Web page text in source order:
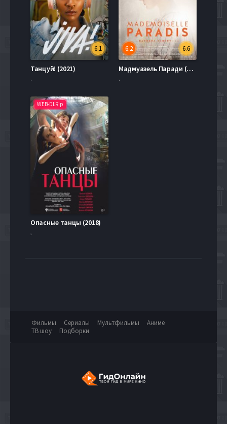
6.1
Танцуй! (2021)
6.6
6.2
Мадмуазель Паради (2017)
WEB-DLRip
Опасные танцы (2018)
Фильмы Сериалы Мультфильмы
Аниме
ТВ шоу
Подборки